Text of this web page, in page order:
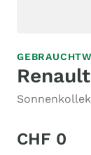
CHF 0